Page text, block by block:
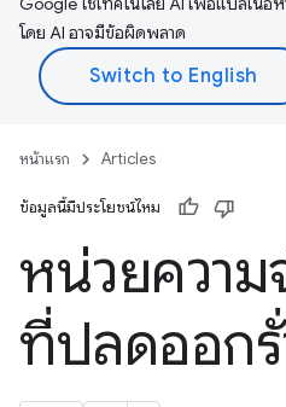
โดย AI อาจมีข้อผิดพลาด
หน้าแรก Articles
ข้อมูลนี้มีประโยชน์ไหม
หน่วยความ
ที่ปลดออกรั่